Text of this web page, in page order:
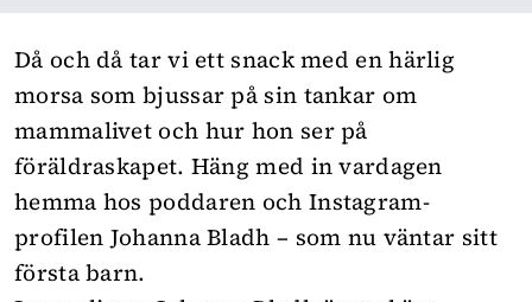
Då och då tar vi ett snack med en härlig
morsa som bjussar på sin tankar om
mammalivet och hur hon ser på
föräldraskapet. Häng med in vardagen
hemma hos poddaren och Instagram-
profilen Johanna Bladh – som nu väntar sitt
första barn.